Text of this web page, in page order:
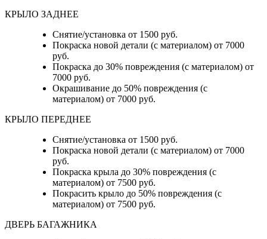
КРЫЛО ЗАДНЕЕ
Снятие/установка от 1500 руб.
Покраска новой детали (с материалом) от 7000
руб.
Покраска до 30% повреждения (с материалом) от
7000 руб.
Окрашивание до 50% повреждения (с
материалом) от 7000 руб.
КРЫЛО ПЕРЕДНЕЕ
Снятие/установка от 1500 руб.
Покраска новой детали (с материалом) от 7000
руб.
Покраска крыла до 30% повреждения (с
материалом) от 7500 руб.
Покрасить крыло до 50% повреждения (с
материалом) от 7500 руб.
ДВЕРЬ БАГАЖНИКА